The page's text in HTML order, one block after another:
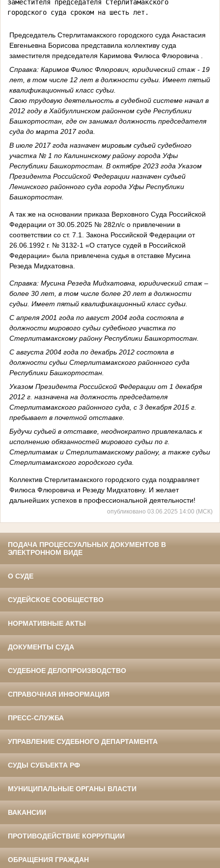
заместителя председателя Стерлитамакского
городского суда сроком на шесть лет.
Председатель Стерлитамакского городского суда Анастасия
Евгеньевна Борисова представила коллективу суда
заместителя председателя Каримова Филюса Флюровича .
Справка: Каримов Филюс Флюрович, юридический стаж - 19
лет, в том числе 12 лет в должности судьи. Имеет пятый
квалификационный класс судьи.
Свою трудовую деятельность в судебной системе начал в
2012 году в Хайбуллинском районном суде Республики
Башкортостан, где он занимал должность председателя
суда до марта 2017 года.
В июле 2017 года назначен мировым судьей судебного
участка № 1 по Калининскому району города Уфы
Республики Башкортостан. В октябре 2023 года Указом
Президента Российской Федерации назначен судьей
Ленинского районного суда города Уфы Республики
Башкортостан.
А так же на основании приказа Верховного Суда Российской
Федерации от 30.05.2025 № 282л/с о привлечении в
соответствии со ст. 7.1. Закона Российской Федерации от
26.06.1992 г. № 3132-1 «О статусе судей в Российской
Федерации» была привлечена судья в отставке Мусина
Резеда Мидхатовна.
Справка: Мусина Резеда Мидхатовна, юридический стаж –
более 30 лет, в том числе более 20 лет в должности
судьи. Имеет пятый квалификационный класс судьи.
С апреля 2001 года по август 2004 года состояла в
должности мирового судьи судебного участка по
Стерлитамакскому району Республики Башкортостан.
С августа 2004 года по декабрь 2012 состояла в
должности судьи Стерлитамакского районного суда
Республики Башкортостан.
Указом Президента Российской Федерации от 1 декабря
2012 г. назначена на должность председателя
Стерлитамакского районного суда, с 3 декабря 2015 г.
пребывает в почетной отставке.
Будучи судьей в отставке, неоднократно привлекалась к
исполнению обязанностей мирового судьи по г.
Стерлитамак и Стерлитамакскому району, а также судьи
Стерлитамакского городского суда.
Коллектив Стерлитамакского городского суда поздравляет
Филюса Флюровича и Резеду Мидхатовну. И желает
дальнейших успехов в профессиональной деятельности!
опубликовано 03.06.2025 14:00 (МСК)
ПОДАЧА ПРОЦЕССУАЛЬНЫХ ДОКУМЕНТОВ В
ЭЛЕКТРОННОМ ВИДЕ
О СУДЕ
СУДЕЙСКОЕ СООБЩЕСТВО
НОРМАТИВНЫЕ АКТЫ
ДОКУМЕНТЫ СУДА
СУДЕБНОЕ ДЕЛОПРОИЗВОДСТВО
СПРАВОЧНАЯ ИНФОРМАЦИЯ
ПРЕСС-СЛУЖБА
УПРАВЛЕНИЕ СУДЕБНОГО ДЕПАРТАМЕНТА
СУДЫ СУБЪЕКТА РФ
МУНИЦИПАЛЬНЫЕ ОРГАНЫ ВЛАСТИ
ВАКАНСИИ
ПРОТИВОДЕЙСТВИЕ КОРРУПЦИИ
ОБРАЩЕНИЯ ГРАЖДАН